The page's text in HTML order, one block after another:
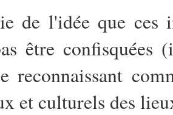
de l'idée que ces
être confisquées
reconnaissant
et culturels des